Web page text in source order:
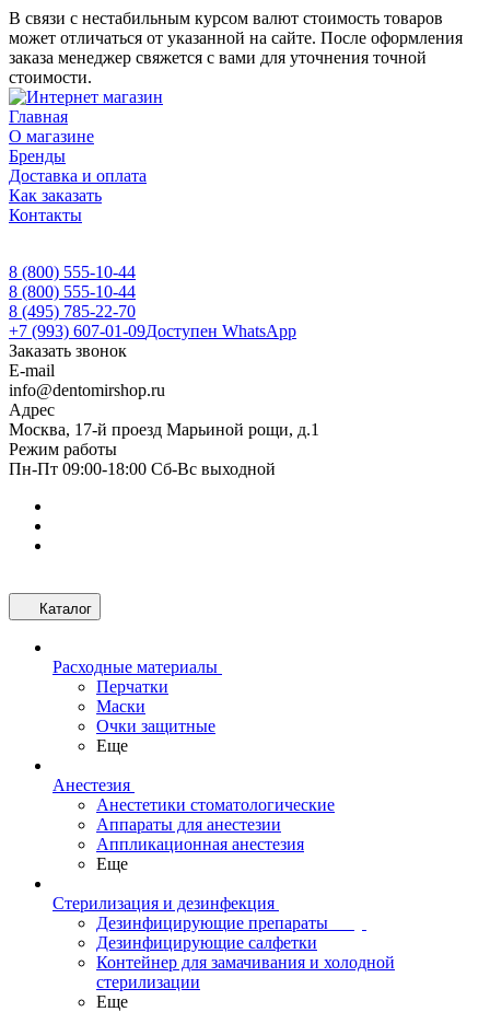
В связи с нестабильным курсом валют стоимость товаров
может отличаться от указанной на сайте. После оформления
заказа менеджер свяжется с вами для уточнения точной
стоимости.
Главная
О магазине
Бренды
Доставка и оплата
Как заказать
Контакты
8 (800) 555-10-44
8 (800) 555-10-44
8 (495) 785-22-70
+7 (993) 607-01-09Доступен WhatsApp
Заказать звонок
E-mail
info@dentomirshop.ru
Адрес
Москва, 17-й проезд Марьиной рощи, д.1
Режим работы
Пн-Пт 09:00-18:00 Сб-Вс выходной
Каталог
Расходные материалы
Перчатки
Маски
Очки защитные
Еще
Анестезия
Анестетики стоматологические
Аппараты для анестезии
Аппликационная анестезия
Еще
Стерилизация и дезинфекция
Дезинфицирующие препараты
Дезинфицирующие салфетки
Контейнер для замачивания и холодной
стерилизации
Еще